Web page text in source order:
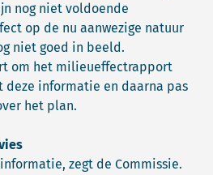
nog niet voldoende
op de nu aanwezige natuur
niet goed in beeld.
om het milieueffectrapport
deze informatie en daarna pas
het plan.
zegt de Commissie.